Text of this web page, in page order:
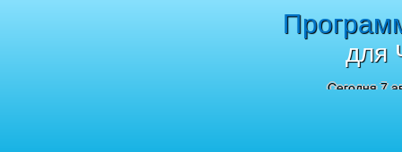
для
Сегодня 7